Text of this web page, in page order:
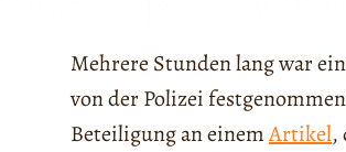
Mehrere Stunden lang war
von der Polizei
Beteiligung an einemArtikel,